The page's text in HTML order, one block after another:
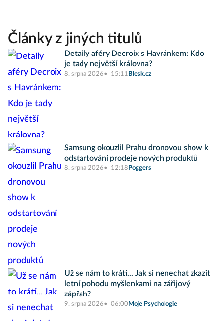
Články z jiných titulů
Detaily aféry Decroix s Havránkem: Kdo
je tady největší královna?
8. srpna 2026 15:11 Blesk.cz
Samsung okouzlil Prahu dronovou show k
odstartování prodeje nových produktů
8. srpna 2026 12:18 Poggers
Už se nám to krátí... Jak si nenechat zkazit
letní pohodu myšlenkami na zářijový
zápřah?
9. srpna 2026 06:00 Moje Psychologie